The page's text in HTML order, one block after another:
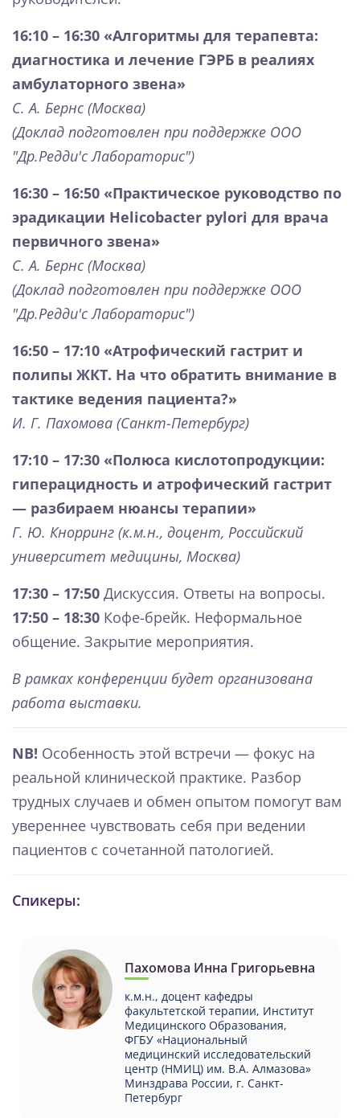
16:10 – 16:30 «Алгоритмы для терапевта:
диагностика и лечение ГЭРБ в реалиях
амбулаторного звена»
С. А. Бернс (Москва)
(Доклад подготовлен при поддержке ООО
"Др.Редди'с Лабораторис")
16:30 – 16:50 «Практическое руководство по
эрадикации Helicobacter pylori для врача
первичного звена»
С. А. Бернс (Москва)
(Доклад подготовлен при поддержке ООО
"Др.Редди'с Лабораторис")
16:50 – 17:10 «Атрофический гастрит и
полипы ЖКТ. На что обратить внимание в
тактике ведения пациента?»
И. Г. Пахомова (Санкт-Петербург)
17:10 – 17:30 «Полюса кислотопродукции:
гиперацидность и атрофический гастрит
— разбираем нюансы терапии»
Г. Ю. Кнорринг (к.м.н., доцент, Российский
университет медицины, Москва)
17:30 – 17:50 Дискуссия. Ответы на вопросы.
17:50 – 18:30 Кофе-брейк. Неформальное
общение. Закрытие мероприятия.
В рамках конференции будет организована
работа выставки.
NB! Особенность этой встречи — фокус на
реальной клинической практике. Разбор
трудных случаев и обмен опытом помогут вам
увереннее чувствовать себя при ведении
пациентов с сочетанной патологией.
Спикеры:
Пахомова Инна Григорьевна
к.м.н., доцент кафедры
факультетской терапии, Институт
Медицинского Образования,
ФГБУ «Национальный
медицинский исследовательский
центр (НМИЦ) им. В.А. Алмазова»
Минздрава России, г. Санкт-
Петербург